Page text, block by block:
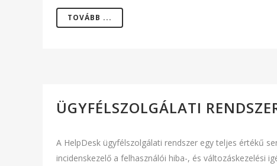
TOVÁBB ...
ÜGYFÉLSZOLGÁLATI
A HelpDesk ügyfélszolgálati rendszer egy teljes értékű
incidenskezelő a felhasználói hiba-, és változáskezelési